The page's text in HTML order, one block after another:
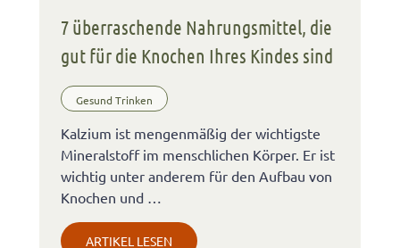
7 überraschende Nahrungsmittel, die
gut für die Knochen Ihres Kindes sind
Gesund Trinken
Kalzium ist mengenmäßig der wichtigste
Mineralstoff im menschlichen Körper. Er ist
wichtig unter anderem für den Aufbau von
Knochen und …
ARTIKEL LESEN